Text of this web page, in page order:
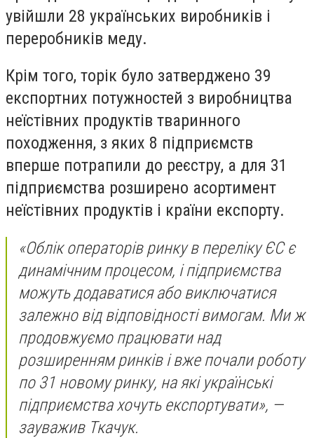
увійшли 28 українських виробників і
переробників меду.
Крім того, торік було затверджено 39
експортних потужностей з виробництва
неїстівних продуктів тваринного
походження, з яких 8 підприємств
вперше потрапили до реєстру, а для 31
підприємства розширено асортимент
неїстівних продуктів і країни експорту.
«Облік операторів ринку в переліку ЄС є
динамічним процесом, і підприємства
можуть додаватися або виключатися
залежно від відповідності вимогам. Ми ж
продовжуємо працювати над
розширенням ринків і вже почали роботу
по 31 новому ринку, на які українські
підприємства хочуть експортувати», —
зауважив Ткачук.